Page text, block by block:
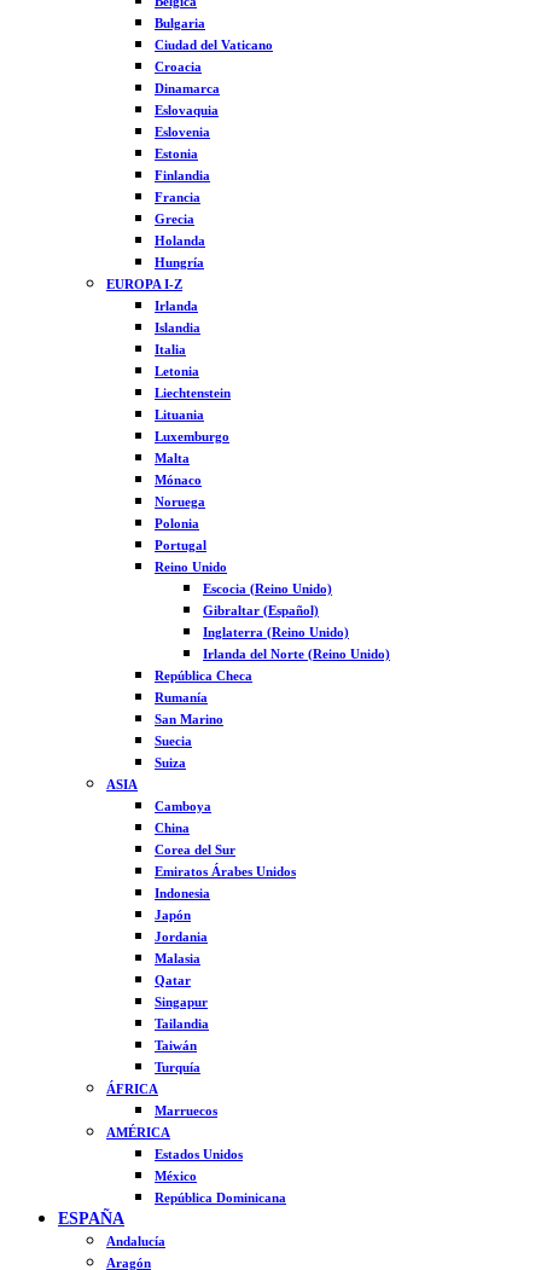
Bulgaria
Ciudad del Vaticano
Croacia
Dinamarca
Eslovaquia
Eslovenia
Estonia
Finlandia
Francia
Grecia
Holanda
Hungría
EUROPA I-Z
Irlanda
Islandia
Italia
Letonia
Liechtenstein
Lituania
Luxemburgo
Malta
Mónaco
Noruega
Polonia
Portugal
Reino Unido
Escocia (Reino Unido)
Gibraltar (Español)
Inglaterra (Reino Unido)
Irlanda del Norte (Reino Unido)
República Checa
Rumanía
San Marino
Suecia
Suiza
ASIA
Camboya
China
Corea del Sur
Emiratos Árabes Unidos
Indonesia
Japón
Jordania
Malasia
Qatar
Singapur
Tailandia
Taiwán
Turquía
ÁFRICA
Marruecos
AMÉRICA
Estados Unidos
México
República Dominicana
ESPAÑA
Andalucía
Aragón